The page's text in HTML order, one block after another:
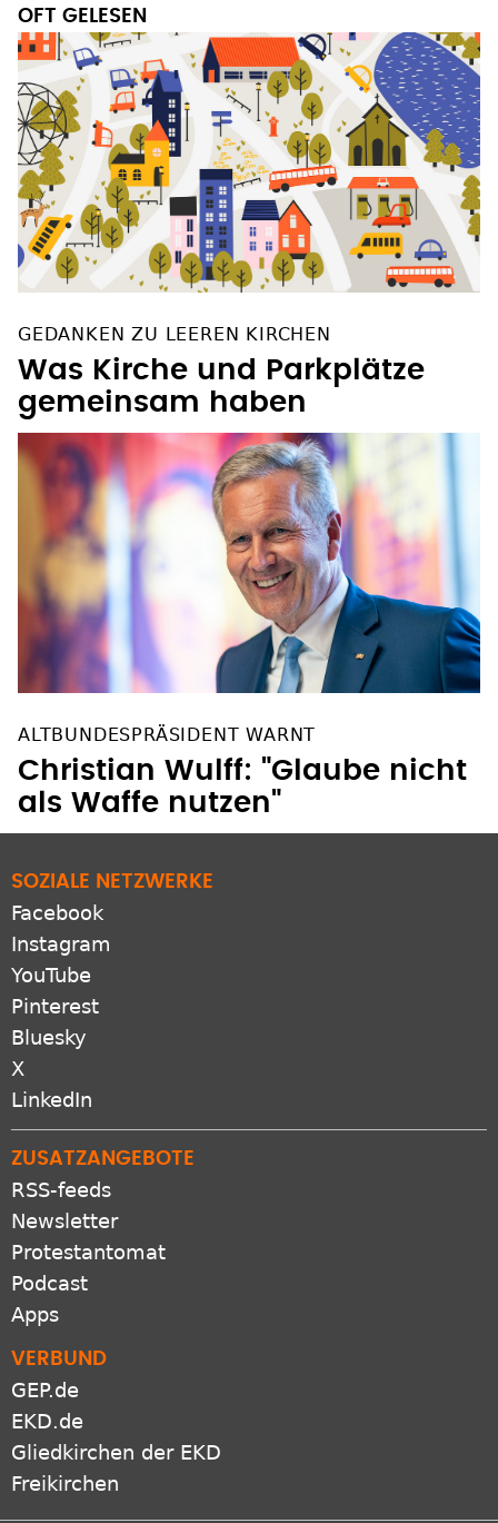
OFT GELESEN
GEDANKEN ZU LEEREN KIRCHEN
Was Kirche und Parkplätze
gemeinsam haben
ALTBUNDESPRÄSIDENT WARNT
Christian Wulff: "Glaube nicht
als Waffe nutzen"
SOZIALE NETZWERKE
Facebook
Instagram
YouTube
Pinterest
Bluesky
X
LinkedIn
ZUSATZANGEBOTE
RSS-feeds
Newsletter
Protestantomat
Podcast
Apps
VERBUND
GEP.de
EKD.de
Gliedkirchen der EKD
Freikirchen